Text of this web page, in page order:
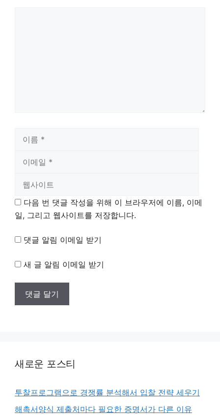
다음 번 댓글 작성을 위해 이 브라우저에 이름, 이메
일, 그리고 웹사이트를 저장합니다.
댓글 알림 이메일 받기
새 글 알림 이메일 받기
새로운 포스티
투찰프로그램으로 경쟁률 분석해서 입찰 전략 세우기
해촉서양식 제출처마다 필요한 증명서가 다른 이유